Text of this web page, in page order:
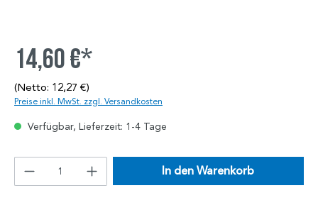
14,60 €*
(Netto: 12,27 €)
Preise inkl. MwSt. zzgl. Versandkosten
Verfügbar, Lieferzeit: 1-4 Tage
In den Warenkorb